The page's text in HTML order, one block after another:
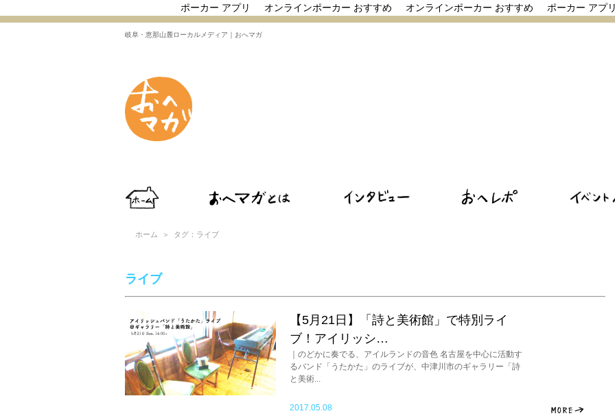
ポーカー アプリ オンラインポーカー おすすめ オンラインポーカー おすすめ ポーカー アプ
岐阜・恵那山麓ローカルメディア｜おへマガ
ホーム ＞ タグ：ライブ
ライブ
【5月21日】「詩と美術館」で特別ライ
ブ！アイリッシ…
｜のどかに奏でる、アイルランドの音色 名古屋を中心に活動す
るバンド「うたかた」のライブが、中津川市のギャラリー「詩
と美術...
2017.05.08